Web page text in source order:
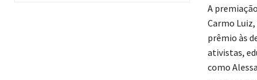
A
Carmo
prêmio às
ativistas,
como